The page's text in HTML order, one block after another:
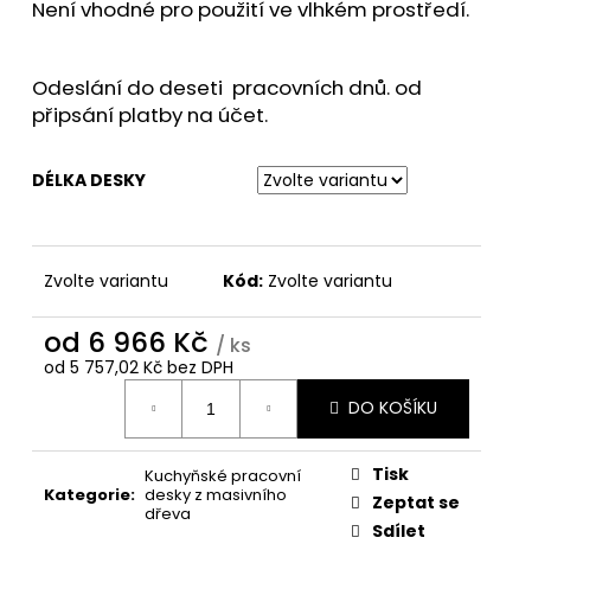
Není vhodné pro použití ve vlhkém prostředí.
Odeslání do deseti pracovních dnů. od
připsání platby na účet.
DÉLKA DESKY
Zvolte variantu Kód: Zvolte variantu
od 6 966 Kč / ks
od 5 757,02 Kč bez DPH
DO KOŠÍKU
Kategorie:
Kuchyňské pracovní
desky z masivního
dřeva
Tisk
Zeptat se
Sdílet
OAK EFFECT